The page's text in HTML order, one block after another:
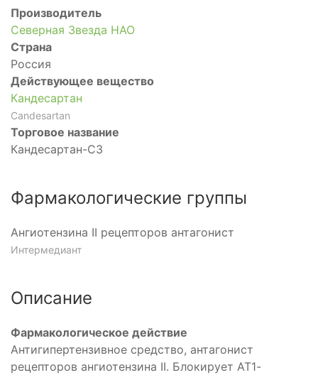
Производитель
Северная Звезда НАО
Страна
Россия
Действующее вещество
Кандесартан
Candesartan
Торговое название
Кандесартан-СЗ
Фармакологические группы
Ангиотензина II рецепторов антагонист
Интермедиант
Описание
Фармакологическое действие
Антигипертензивное средство, антагонист
рецепторов ангиотензина II. Блокирует АТ1-